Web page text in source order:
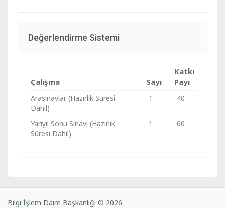
Değerlendirme Sistemi
Çalışma Sayı
Katkı
Payı
Arasınavlar (Hazırlık Süresi
Dahil)
1 40
Yarıyıl Sonu Sınavı (Hazırlık
Süresi Dahil)
1 60
Bilgi İşlem Daire Başkanlığı © 2026